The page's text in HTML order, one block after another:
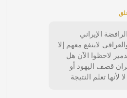
الإيراني
لاينفع معهم إلا
لاحظوا الآن هل
قصف اليهود أو
لأنها تعلم النتيجة